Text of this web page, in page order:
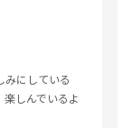
みにしている
しんでいるよ